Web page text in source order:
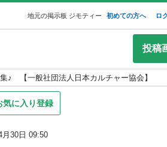
地元の掲示板 ジモティー 初めての方へ ロ
投稿
♪ 【一般社団法人日本カルチャー協会】
気に入り登録
月30日 09:50